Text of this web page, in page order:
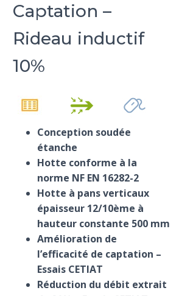
Captation –
Rideau inductif
10%
Conception soudée
étanche
Hotte conforme à la
norme NF EN 16282-2
Hotte à pans verticaux
épaisseur 12/10ème à
hauteur constante 500 mm
Amélioration de
l’efficacité de captation –
Essais CETIAT
Réduction du débit extrait